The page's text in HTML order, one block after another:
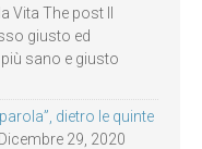
Vita The post Il
giusto ed
sano e giusto
dietro le quinte
Dicembre 29, 2020